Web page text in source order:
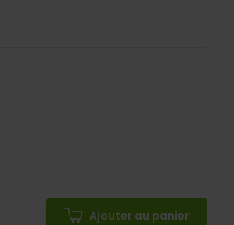
Ajouter au panier